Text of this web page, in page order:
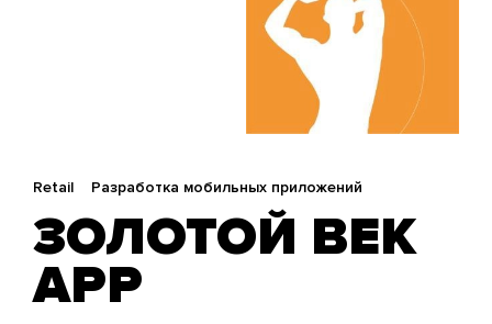
Retail Разработка мобильных приложений
ЗОЛОТОЙ ВЕК
APP